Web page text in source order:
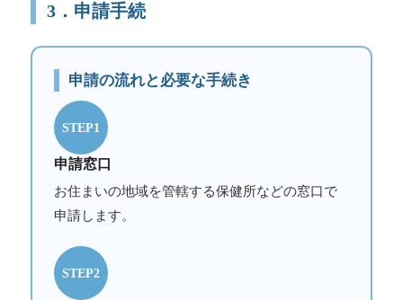
3．申請手続
申請の流れと必要な手続き
STEP1
申請窓口
お住まいの地域を管轄する保健所などの窓口で
申請します。
STEP2